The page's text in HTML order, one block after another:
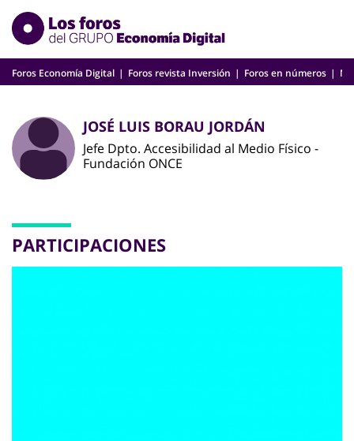
Skip
content
Foros Economía Digital Foros revista Inversión Foros en números
JOSÉ LUIS BORAU JORDÁN
Jefe Dpto. Accesibilidad al Medio Físico -
Fundación ONCE
PARTICIPACIONES